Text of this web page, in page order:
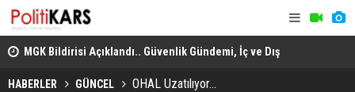
MGK Bildirisi Açıklandı.. Güvenlik Gündemi, İç ve Dış
Politika Başlıkları Değerlendirildi!
HABERLER GÜNCEL OHAL Uzatılıyor...